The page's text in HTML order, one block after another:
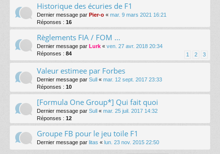
Historique des écuries de F1
Dernier message par Pier-o « mar. 9 mars 2021 16:21
Réponses : 16
Règlements FIA / FOM ...
Dernier message par Lurk « ven. 27 avr. 2018 20:34
Réponses : 84 1 2 3
Valeur estimee par Forbes
Dernier message par Sull « mar. 12 sept. 2017 23:33
Réponses : 10
[Formula One Group*] Qui fait quoi
Dernier message par Sull « mar. 25 juil. 2017 14:32
Réponses : 12
Groupe FB pour le jeu toile F1
Dernier message par litas « lun. 23 nov. 2015 22:50